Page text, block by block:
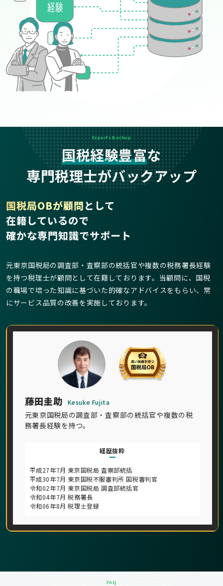
Experts Backup
国税経験豊富な
専門税理士がバックアップ
藤田圭助 Kesuke Fujita
元東京国税局の調査部・査察部の統括官や複数の税
務署長経験を持つ。
経歴抜粋
平成27年7月 東京国税局 査察部統括
平成30年7月 東京国税不服審判所 国税審判官
令和02年7月 東京国税局 調査部統括官
令和04年7月 税務署長
令和06年8月 税理士登録
国税局OBが顧問として
在籍しているので
確かな専門知識でサポート
元東京国税局の調査部・査察部の統括官や複数の税務署長経験
を持つ税理士が顧問として在籍しております。当顧問に、国税
の職場で培った知識に基づいた的確なアドバイスをもらい、常
にサービス品質の改善を実施しております。
FAQ